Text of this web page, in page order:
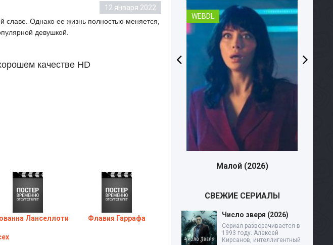
12 января 2022
славе. Однако ее жизнь полностью меняется,
девушкой.
качестве HD
Ланселлоти Флавия Гаррафа
WEBDL
Малой (2026)
СВЕЖИЕ СЕРИАЛЫ
Число зверя (2026)
Сериал разворачивается в
1993 году. Алексей
Кирсанов, интеллигентный